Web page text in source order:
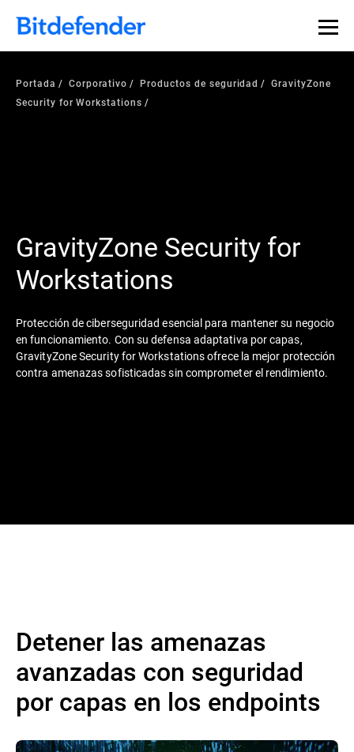
Portada Corporativo Productos de seguridad
GravityZone
Security for Workstations
GravityZone Security for
Workstations
Protección de ciberseguridad esencial para mantener su negocio
en funcionamiento. Con su defensa adaptativa por capas,
GravityZone Security for Workstations ofrece la mejor protección
contra amenazas sofisticadas sin comprometer el rendimiento.
Detener las amenazas
avanzadas con seguridad
por capas en los endpoints